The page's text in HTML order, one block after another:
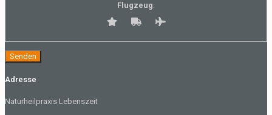
Flugzeug.
Adresse
Naturheilpraxis Lebenszeit